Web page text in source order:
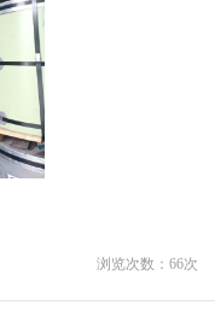
浏览次数： 66次